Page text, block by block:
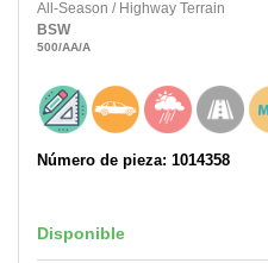
All-Season / Highway Terrain
BSW
500/AA/A
Número de pieza: 1014358
Disponible